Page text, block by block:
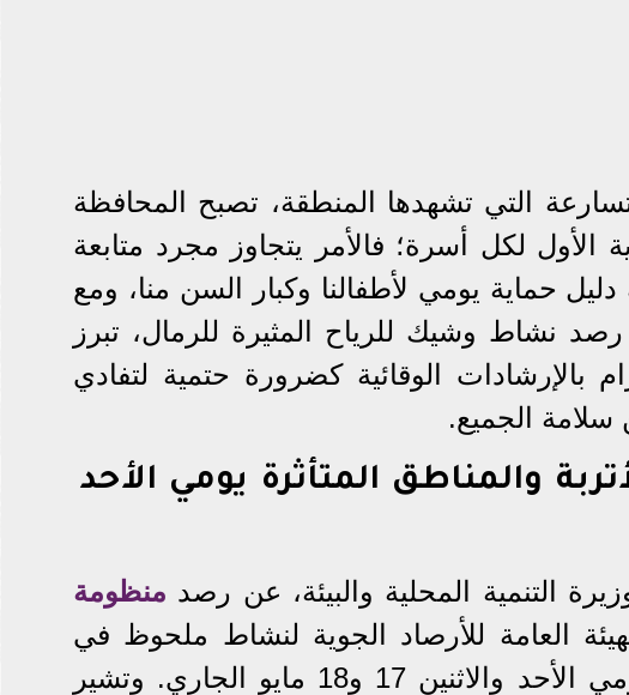
التي تشهدها المنطقة، تصبح المحافظة
الأول لكل أسرة؛ فالأمر يتجاوز مجرد متابعة
حماية يومي لأطفالنا وكبار السن منا، ومع
نشاط وشيك للرياح المثيرة للرمال، تبرز
بالإرشادات الوقائية كضرورة حتمية لتفادي
سلامة الجميع.
والمناطق المتأثرة يومي الأحد
التنمية المحلية والبيئة، عن رصد منظومة
العامة للأرصاد الجوية لنشاط ملحوظ في
حركة الرياح السطحية خلال يومي الأحد والاثنين 17 و18 مايو الجاري. وتشير